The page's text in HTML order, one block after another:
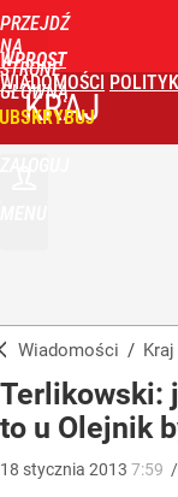
PRZEJDŹ
NA
STRONĘ
GŁÓWNĄ
WPROST
WIADOMOŚCI
KRAJ
Wiadomości / Kraj
Terlikowski:
to u Olejnik
18 stycznia 2013 7:59 /